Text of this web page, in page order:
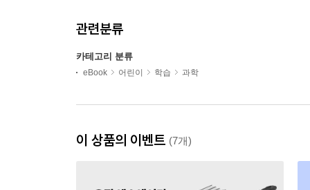
관련분류
카테고리 분류
eBook 어린이 학습 과학
이 상품의 이벤트 (7개)